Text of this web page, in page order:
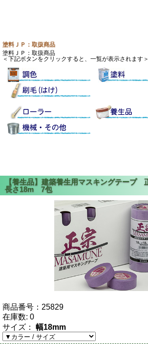
塗料ＪＰ：取扱商品
塗料ＪＰ：取扱商品
＜下記ボタンをクリックすると、一覧が表示されます＞
商品番号： 25829
在庫数: 0
サイズ： 幅18mm